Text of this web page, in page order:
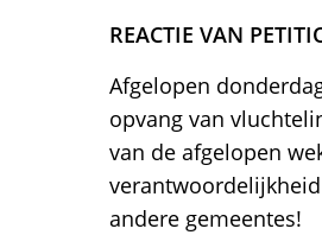
REACTIE VAN
Afgelopen
opvang van
van de afgelopen
andere gemeentes!